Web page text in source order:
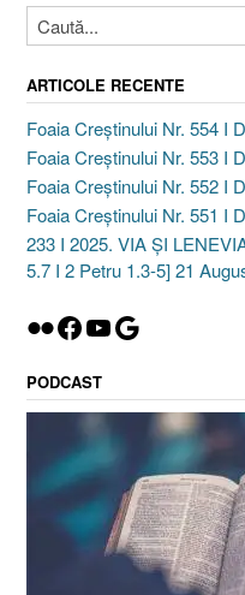
ARTICOLE RECENTE
Foaia Creștinului Nr. 554 I
Foaia Creștinului Nr. 553 I
Foaia Creștinului Nr. 552 I
Foaia Creștinului Nr. 551 I
233 I 2025. VIA ȘI
5.7 I 2 Petru 1.3-5] 21
Flickr
Facebook
YouTube
Google
PODCAST